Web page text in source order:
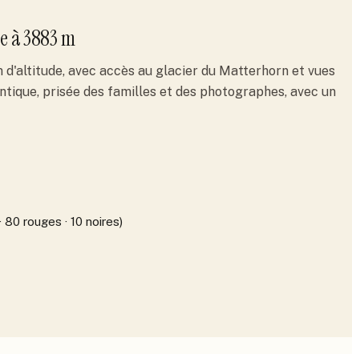
à 3883 m
avec accès au glacier du Matterhorn et vues
prisée des familles et des photographes, avec un
rouges · 10 noires)